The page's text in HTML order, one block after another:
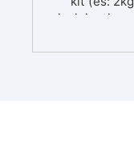
principianti:
inizia.
brillante e